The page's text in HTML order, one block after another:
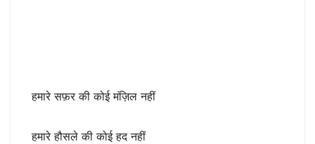
हमारे सफ़र की कोई मंज़िल नहीं
हमारे हौसले की कोई हद नहीं